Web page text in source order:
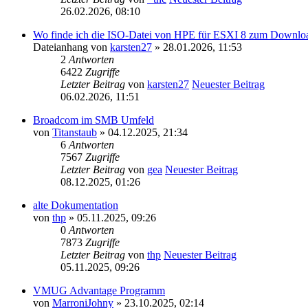
26.02.2026, 08:10
Wo finde ich die ISO-Datei von HPE für ESXI 8 zum
Dateianhang von karsten27 » 28.01.2026, 11:53
2 Antworten
6422 Zugriffe
Letzter Beitrag von karsten27 Neuester Beitrag
06.02.2026, 11:51
Broadcom im SMB Umfeld
von Titanstaub » 04.12.2025, 21:34
6 Antworten
7567 Zugriffe
Letzter Beitrag von gea Neuester Beitrag
08.12.2025, 01:26
alte Dokumentation
von thp » 05.11.2025, 09:26
0 Antworten
7873 Zugriffe
Letzter Beitrag von thp Neuester Beitrag
05.11.2025, 09:26
VMUG Advantage Programm
von MarroniJohny » 23.10.2025, 02:14